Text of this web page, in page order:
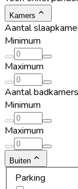
Kamers
Aantal
Minimum
Maximum
Aantal badkamers
Minimum
Maximum
Buiten
Parking